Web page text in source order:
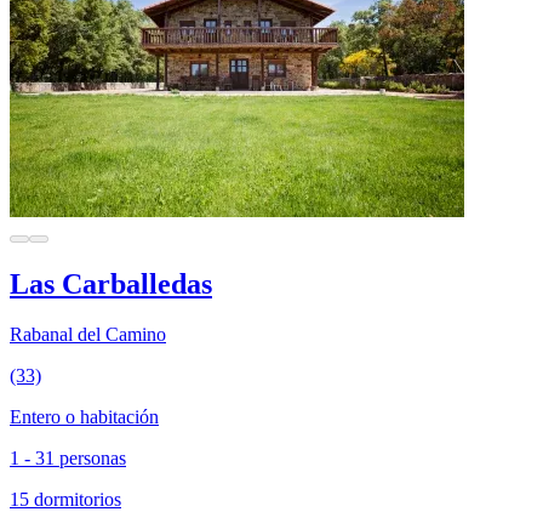
Las Carballedas
Rabanal del Camino
(33)
Entero o habitación
1 - 31 personas
15 dormitorios